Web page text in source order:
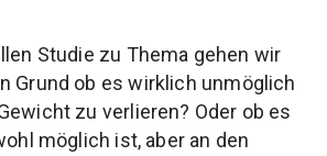
Studie zu Thema gehen wir
Grund ob es wirklich unmöglich
zu verlieren? Oder ob es
möglich ist, aber an den